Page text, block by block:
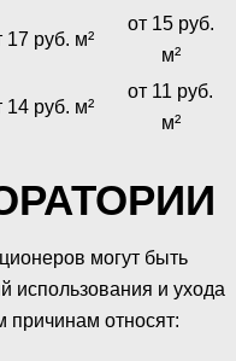
17 руб. м²
от 15 руб.
м²
14 руб. м²
от 11 руб.
м²
могут быть
использования и ухода
причинам относят: